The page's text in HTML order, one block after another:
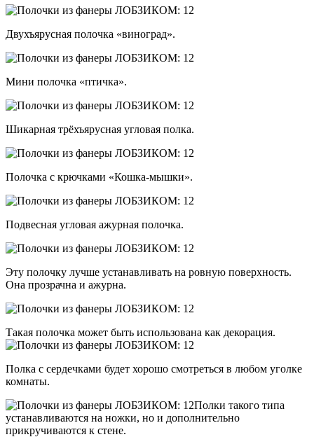
Двухъярусная полочка «виноград».
Мини полочка «птичка».
Шикарная трёхъярусная угловая полка.
Полочка с крючками «Кошка-мышки».
Подвесная угловая ажурная полочка.
Эту полочку лучше устанавливать на ровную поверхность.
Она прозрачна и ажурна.
Такая полочка может быть использована как декорация.
Полка с сердечками будет хорошо смотреться в любом уголке
комнаты.
Полки такого типа
устанавливаются на ножки, но и дополнительно
прикручиваются к стене.